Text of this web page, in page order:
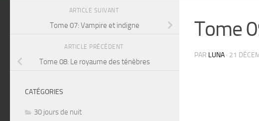
Tome
PAR LUNA · 21
ARTICLE SUIVANT
Tome 07: Vampire et indigne
ARTICLE PRÉCÉDENT
Tome 08: Le royaume des ténèbres
CATÉGORIES
30 jours de nuit